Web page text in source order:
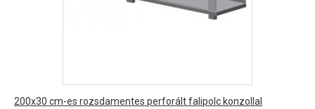
200x30 cm-es rozsdamentes perforált falipolc konzollal